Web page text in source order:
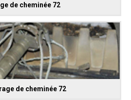
de cheminée 72
de cheminée 72